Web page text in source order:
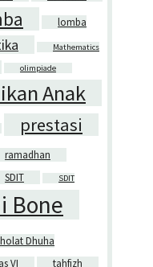
lomba
Mathematics
olimpiade
Anak
prestasi
ramadhan
SDIT SDIT
Bone
Dhuha
VI tahfizh